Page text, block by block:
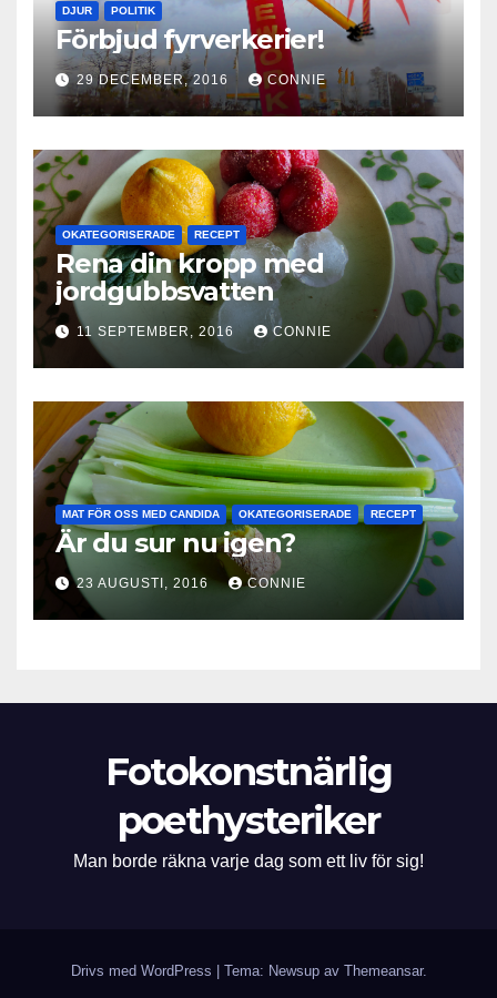
DJUR POLITIK
Förbjud fyrverkerier!
29 DECEMBER, 2016 CONNIE
OKATEGORISERADE RECEPT
Rena din kropp med
jordgubbsvatten
11 SEPTEMBER, 2016 CONNIE
MAT FÖR OSS MED CANDIDA OKATEGORISERADE RECEPT
Är du sur nu igen?
23 AUGUSTI, 2016 CONNIE
Fotokonstnärlig
poethysteriker
Man borde räkna varje dag som ett liv för sig!
Drivs med WordPress Tema: Newsup av Themeansar.